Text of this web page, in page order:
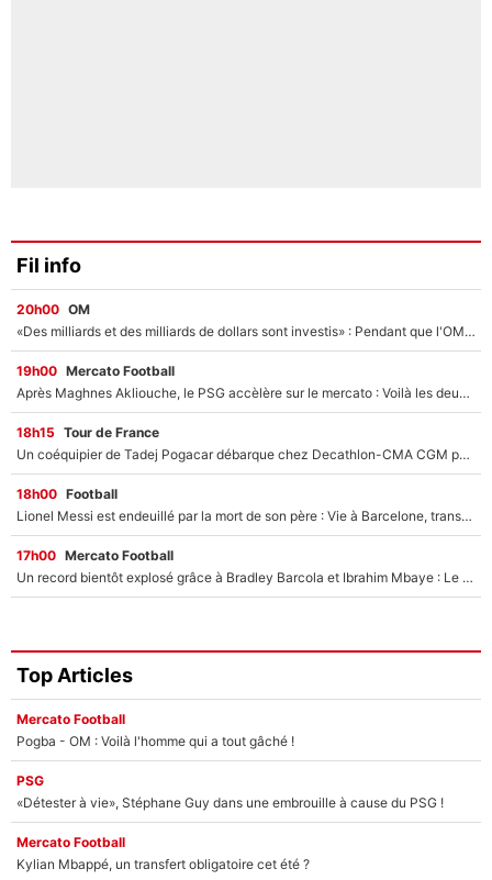
Fil info
20h00 OM
«Des milliards et des milliards de dollars sont investis» : Pendant que l'OM est en pleine crise financière, Frank McCourt lance un nouveau projet à 260M€ !
19h00 Mercato Football
Après Maghnes Akliouche, le PSG accèlère sur le mercato : Voilà les deux nouvelles recrues qui vont signer la semaine prochaine ?
18h15 Tour de France
Un coéquipier de Tadej Pogacar débarque chez Decathlon-CMA CGM pour épauler Paul Seixas : «Mes meilleures années sont à venir»
18h00 Football
Lionel Messi est endeuillé par la mort de son père : Vie à Barcelone, transfert au PSG... voilà comment Jorge Messi a joué un rôle essentiel dans sa carrière !
17h00 Mercato Football
Un record bientôt explosé grâce à Bradley Barcola et Ibrahim Mbaye : Le PSG sur le point de réaliser un mercato historique ?
Top Articles
Mercato Football
Pogba - OM : Voilà l'homme qui a tout gâché !
PSG
«Détester à vie», Stéphane Guy dans une embrouille à cause du PSG !
Mercato Football
Kylian Mbappé, un transfert obligatoire cet été ?